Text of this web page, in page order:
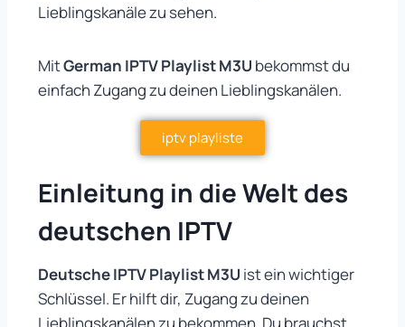
Lieblingskanäle zu sehen.
MitGerman IPTV Playlist M3U bekommst du
einfach Zugang zu deinen Lieblingskanälen.
iptv playliste
Einleitung in die Welt des
deutschen IPTV
Deutsche IPTV Playlist M3U ist ein wichtiger
Schlüssel. Er hilft dir, Zugang zu deinen
Lieblingskanälen zu bekommen. Du brauchst